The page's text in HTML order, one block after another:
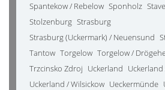
Spantekow / Rebelow Sponholz
Stolzenburg Strasburg
Strasburg (Uckermark) / Neuensund
Tantow Torgelow Torgelow /
Trzcinsko Zdroj Uckerland
Uckerland / Wilsickow Ueckermünde